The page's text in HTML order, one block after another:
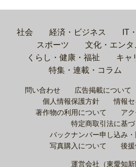
社会 経済・ビジネス IT
スポーツ
文化・エンタ
くらし・健康・福祉
キャ
特集・連載・コラム
問い合わせ 広告掲載について
個人情報保護方針
情報
著作物の利用について
ア
特定商取引法に基
バックナンバー申し込み
写真購入について
後
運営会社（東愛知新